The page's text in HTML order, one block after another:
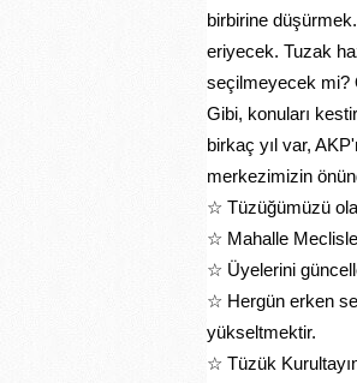
birbirine
eriyecek. Tuzak
seçilmeyecek mi?
Gibi, konuları
birkaç yıl var,
merkezimizin
☆ Tüzüğümüzü
☆ Mahalle
☆ Üyelerini
☆ Hergün erken
yükseltmektir.
☆ Tüzük